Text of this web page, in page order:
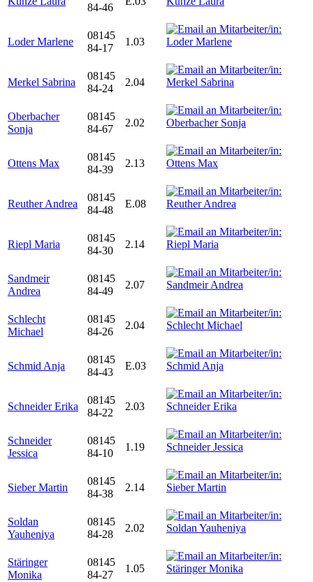
84-46
Loder Marlene
08145
84-17
1.03
Merkel Sabrina
08145
84-24
2.04
Oberbacher
Sonja
08145
84-67
2.02
Ottens Max
08145
84-39
2.13
Reuther Andrea
08145
84-48
E.08
Riepl Maria
08145
84-30
2.14
Sandmeir
Andrea
08145
84-49
2.07
Schlecht
Michael
08145
84-26
2.04
Schmid Anja
08145
84-43
E.03
Schneider Erika
08145
84-22
2.03
Schneider
Jessica
08145
84-10
1.19
Sieber Martin
08145
84-38
2.14
Soldan
Yauheniya
08145
84-28
2.02
Stäringer
Monika
08145
84-27
1.05